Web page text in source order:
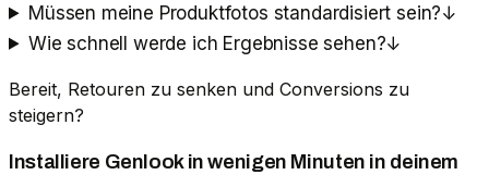
Müssen meine Produktfotos standardisiert sein?↓
Wie schnell werde ich Ergebnisse sehen?↓
Bereit, Retouren zu senken und Conversions zu
steigern?
Installiere Genlook in wenigen Minuten in deinem